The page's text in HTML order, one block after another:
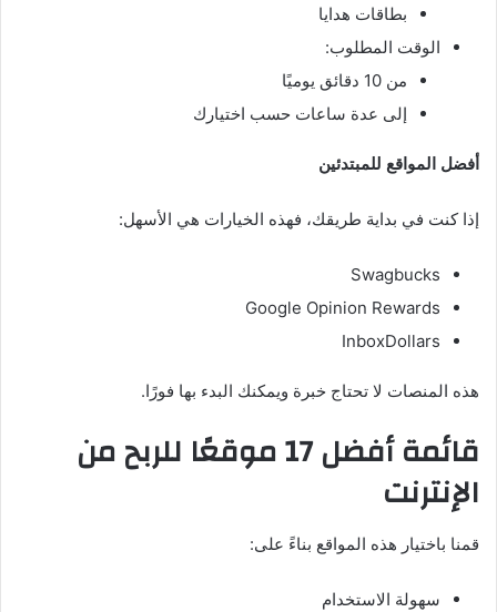
بطاقات هدايا
الوقت المطلوب:
من 10 دقائق يوميًا
إلى عدة ساعات حسب اختيارك
أفضل المواقع للمبتدئين
إذا كنت في بداية طريقك، فهذه الخيارات هي الأسهل:
Swagbucks
Google Opinion Rewards
InboxDollars
هذه المنصات لا تحتاج خبرة ويمكنك البدء بها فورًا.
قائمة أفضل 17 موقعًا للربح من
الإنترنت
قمنا باختيار هذه المواقع بناءً على:
سهولة الاستخدام